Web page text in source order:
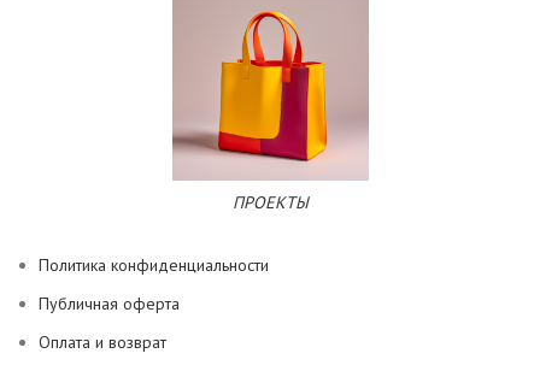
ПРОЕКТЫ
Политика конфиденциальности
Публичная оферта
Оплата и возврат